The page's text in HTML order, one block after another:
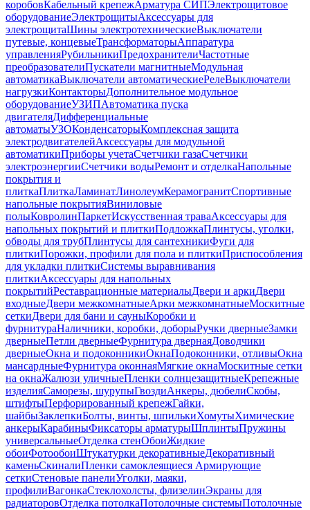
коробовКабельный крепежАрматура СИПЭлектрощитовое
оборудованиеЭлектрощитыАксессуары для
электрощитаШины электротехническиеВыключатели
путевые, концевыеТрансформаторыАппаратура
управленияРубильникиПредохранителиЧастотные
преобразователиПускатели магнитныеМодульная
автоматикаВыключатели автоматическиеРелеВыключатели
нагрузкиКонтакторыДополнительное модульное
оборудованиеУЗИПАвтоматика пуска
двигателяДифференциальные
автоматыУЗОКонденсаторыКомплексная защита
электродвигателейАксессуары для модульной
автоматикиПриборы учетаСчетчики газаСчетчики
электроэнергииСчетчики водыРемонт и отделкаНапольные
покрытия и
плиткаПлиткаЛаминатЛинолеумКерамогранитСпортивные
напольные покрытияВиниловые
полыКовролинПаркетИскусственная траваАксессуары для
напольных покрытий и плиткиПодложкаПлинтусы, уголки,
обводы для трубПлинтусы для сантехникиФуги для
плиткиПорожки, профили для пола и плиткиПриспособления
для укладки плиткиСистемы выравнивания
плиткиАксессуары для напольных
покрытийРеставрационные материалыДвери и аркиДвери
входныеДвери межкомнатныеАрки межкомнатныеМоскитные
сеткиДвери для бани и сауныКоробки и
фурнитураНаличники, коробки, доборыРучки дверныеЗамки
дверныеПетли дверныеФурнитура двернаяДоводчики
дверныеОкна и подоконникиОкнаПодоконники, отливыОкна
мансардныеФурнитура оконнаяМягкие окнаМоскитные сетки
на окнаЖалюзи уличныеПленки солнцезащитныеКрепежные
изделияСаморезы, шурупыГвоздиАнкеры, дюбелиСкобы,
штифтыПерфорированный крепежГайки,
шайбыЗаклепкиБолты, винты, шпилькиХомутыХимические
анкерыКарабиныФиксаторы арматурыШплинтыПружины
универсальныеОтделка стенОбоиЖидкие
обоиФотообоиШтукатурки декоративныеДекоративный
каменьСкиналиПленки самоклеящиеся Армирующие
сеткиСтеновые панелиУголки, маяки,
профилиВагонкаСтеклохолсты, флизелинЭкраны для
радиаторовОтделка потолкаПотолочные системыПотолочные